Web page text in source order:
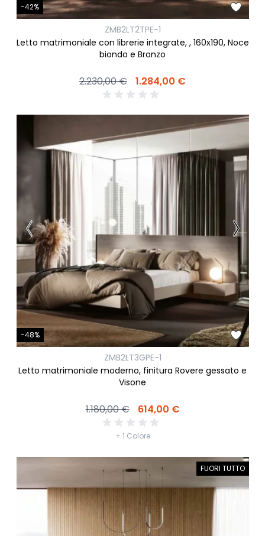
-42%
ZMB2LT2TPE-1
Letto matrimoniale con librerie integrate, , 160x190, Noce
biondo e Bronzo
2.230,00 € 1.284,00 €
-48%
ZMB2LT3GPE-1
Letto matrimoniale moderno, finitura Rovere gessato e
Visone
1.180,00 € 614,00 €
+ 1 Colore
FUORI TUTTO